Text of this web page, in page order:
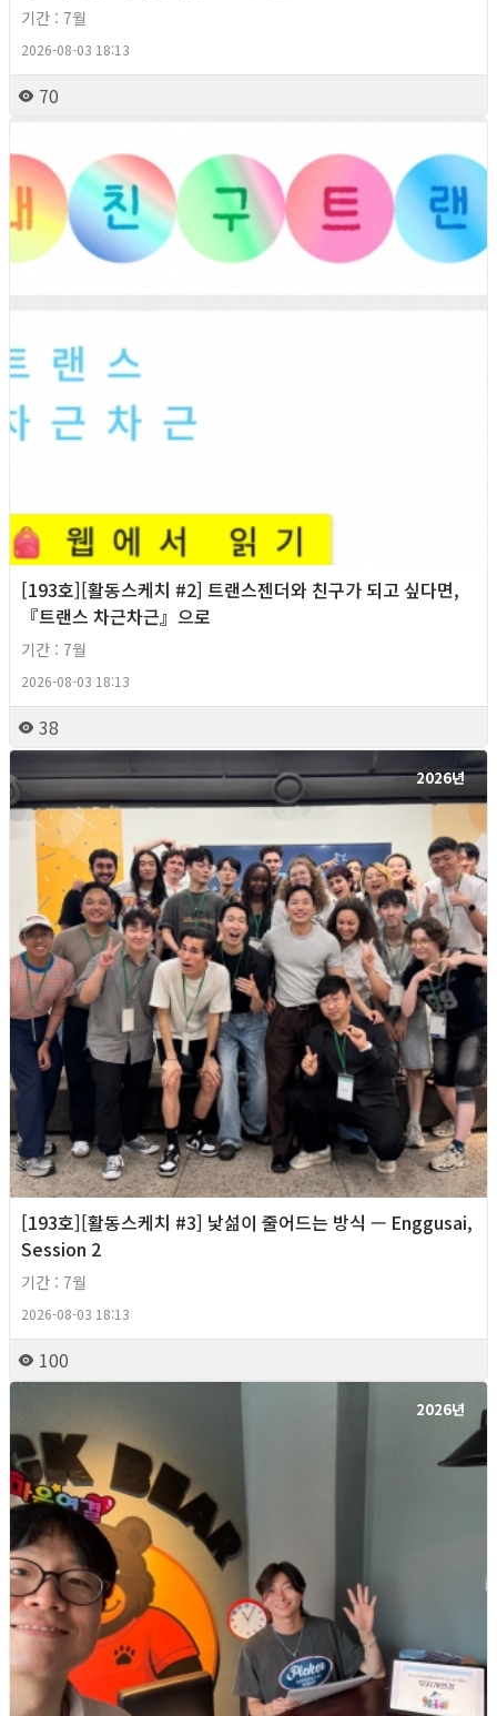
기간 : 7월
2026-08-03 18:13
70
[193호][활동스케치 #2] 트랜스젠더와 친구가 되고 싶다면,
『트랜스 차근차근』으로
기간 : 7월
2026-08-03 18:13
38
2026년
[193호][활동스케치 #3] 낯섦이 줄어드는 방식 — Enggusai,
Session 2
기간 : 7월
2026-08-03 18:13
100
2026년